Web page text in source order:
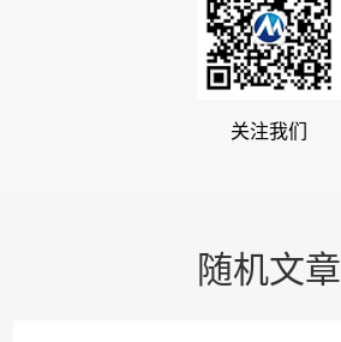
关注我们
随机文章